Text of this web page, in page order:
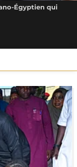
Égyptien qui